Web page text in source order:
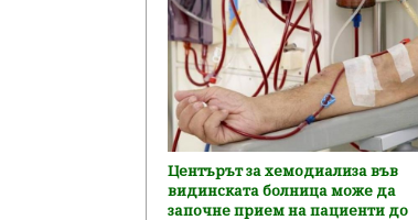
Центърът за хемодиализа във
видинската болница може да
започне прием на пациенти до